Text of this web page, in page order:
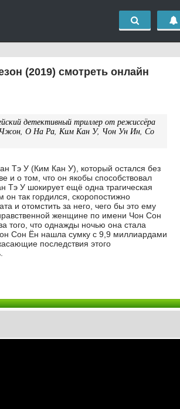
(2019) смотреть онлайн
детективный триллер от режиссёра
О На Ра, Ким Кан У, Чон Ун Ин, Со
Тэ У (Ким Кан У), который остался без
и о том, что он якобы способствовал
Тэ У шокирует ещё одна трагическая
так гордился, скоропостижно
и отомстить за него, чего бы это ему
женщине по имени Чон Сон
того, что однажды ночью она стала
Сон Ён нашла сумку с 9,9 миллиардами
последствия этого